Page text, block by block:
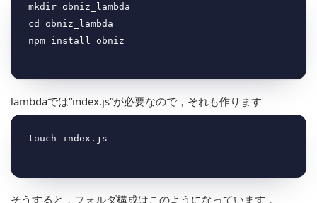
mkdir obniz_lambda
cd obniz_lambda
lambdaでは“index.js”が必要なので，それも作ります
そうすると，フォルダ構成はこのようになっています．